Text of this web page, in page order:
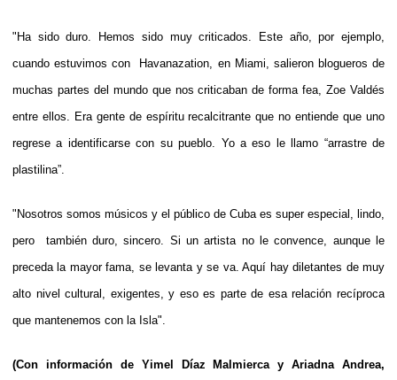
"Ha sido duro. Hemos sido muy criticados. Este año, por ejemplo,
cuando estuvimos con Havanazation, en Miami, salieron blogueros de
muchas partes del mundo que nos criticaban de forma fea, Zoe Valdés
entre ellos. Era gente de espíritu recalcitrante que no entiende que uno
regrese a identificarse con su pueblo. Yo a eso le llamo “arrastre de
plastilina”.
"Nosotros somos músicos y el público de Cuba es super especial, lindo,
pero también duro, sincero. Si un artista no le convence, aunque le
preceda la mayor fama, se levanta y se va. Aquí hay diletantes de muy
alto nivel cultural, exigentes, y eso es parte de esa relación recíproca
que mantenemos con la Isla".
(Con información de Yimel Díaz Malmierca y Ariadna Andrea,